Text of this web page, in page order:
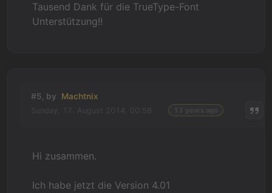
Tausend Dank für die TrueType-Font
Unterstützung!!
#5, by Machtnix
Hi zusammen.
Ich habe jetzt die Version 4.01